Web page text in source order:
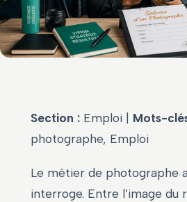
Section : Emploi | Mots-
photographe, Emploi
Le métier de photographe
interroge. Entre l’image du